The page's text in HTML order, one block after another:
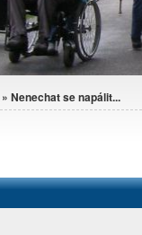
» Nenechat se napálit...